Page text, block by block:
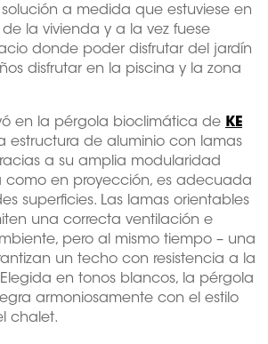
a medida que estuviese en
la vivienda y a la vez fuese
donde poder disfrutar del jardín
disfrutar en la piscina y la zona
en la pérgola bioclimática de KE
estructura de aluminio con lamas
a su amplia modularidad
como en proyección, es adecuada
superficies. Las lamas orientables
una correcta ventilación e
pero al mismo tiempo – una
un techo con resistencia a la
en tonos blancos, la pérgola
armoniosamente con el estilo
chalet.